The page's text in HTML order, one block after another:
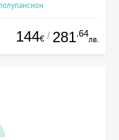
144€ / 281.64
лв.